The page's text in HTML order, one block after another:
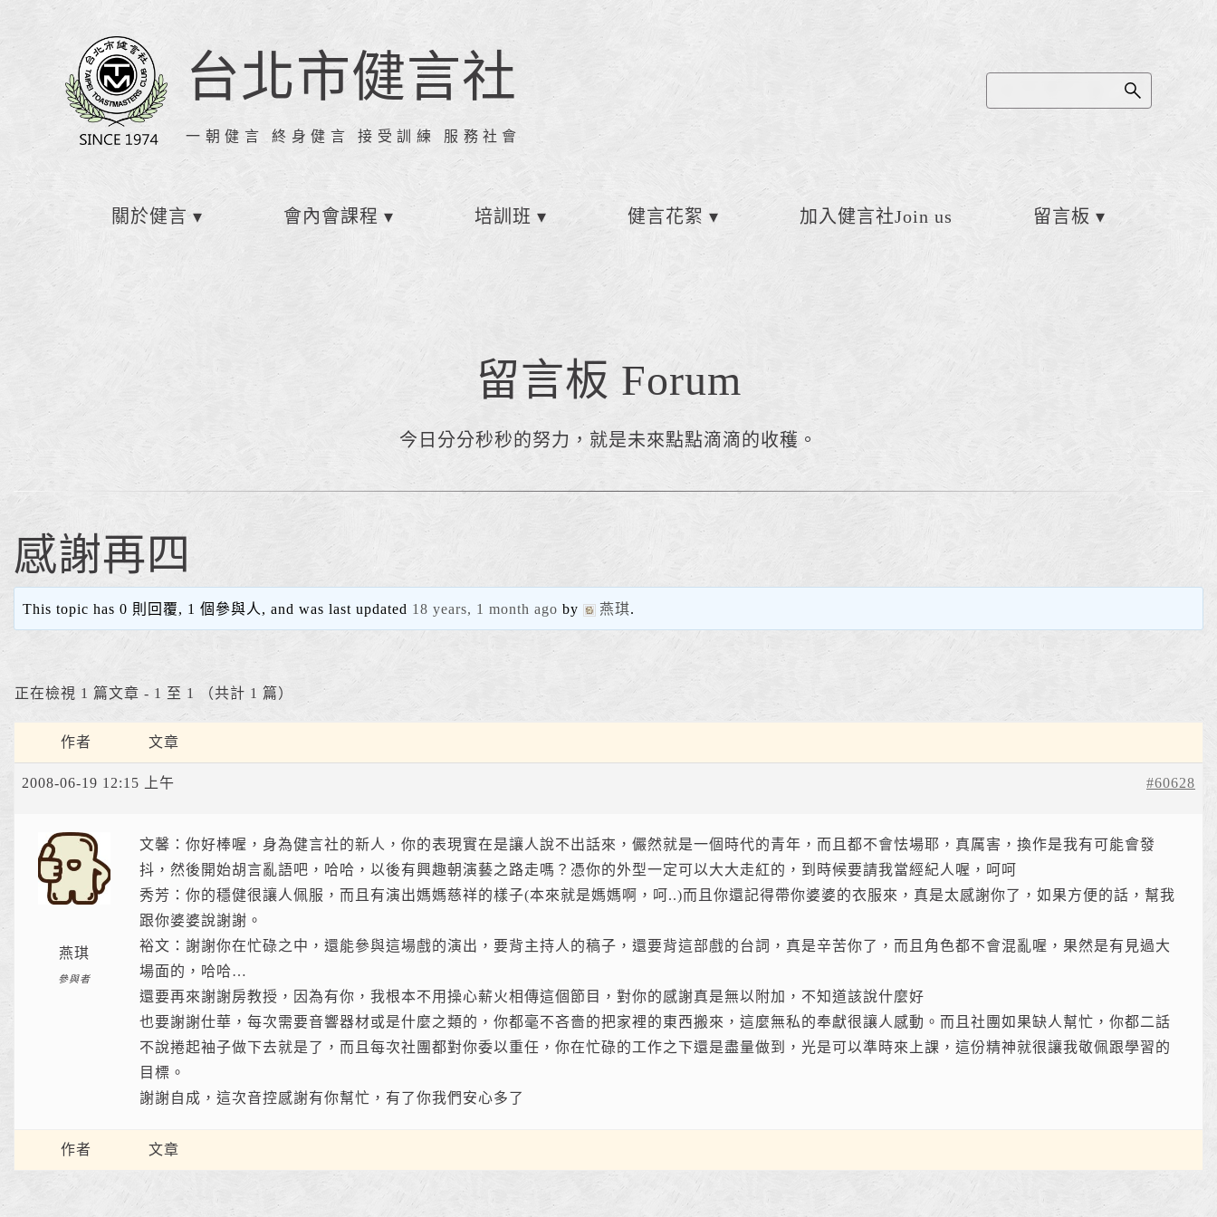
台北市健言社
一朝健言 終身健言 接受訓練 服務社會
關於健言 會內會課程 培訓班 健言花絮 加入健言社Join us 留言板
留言板 Forum
今日分分秒秒的努力，就是未來點點滴滴的收穫。
感謝再四
This topic has 0 則回覆, 1 個參與人, and was last updated 18 years, 1 month ago by 燕琪.
正在檢視 1 篇文章 - 1 至 1 （共計 1 篇）
作者 文章
2008-06-19 12:15 上午 #60628
燕琪
參與者
文馨：你好棒喔，身為健言社的新人，你的表現實在是讓人說不出話來，儼然就是一個時代的青年，而且都不會怯場耶，真厲害，換作是我有可能會發
抖，然後開始胡言亂語吧，哈哈，以後有興趣朝演藝之路走嗎？憑你的外型一定可以大大走紅的，到時候要請我當經紀人喔，呵呵
秀芳：你的穩健很讓人佩服，而且有演出媽媽慈祥的樣子(本來就是媽媽啊，呵..)而且你還記得帶你婆婆的衣服來，真是太感謝你了，如果方便的話，幫我
跟你婆婆說謝謝。
裕文：謝謝你在忙碌之中，還能參與這場戲的演出，要背主持人的稿子，還要背這部戲的台詞，真是辛苦你了，而且角色都不會混亂喔，果然是有見過大
場面的，哈哈…
還要再來謝謝房教授，因為有你，我根本不用操心薪火相傳這個節目，對你的感謝真是無以附加，不知道該說什麼好
也要謝謝仕華，每次需要音響器材或是什麼之類的，你都毫不吝嗇的把家裡的東西搬來，這麼無私的奉獻很讓人感動。而且社團如果缺人幫忙，你都二話
不說捲起袖子做下去就是了，而且每次社團都對你委以重任，你在忙碌的工作之下還是盡量做到，光是可以準時來上課，這份精神就很讓我敬佩跟學習的
目標。
謝謝自成，這次音控感謝有你幫忙，有了你我們安心多了
作者 文章